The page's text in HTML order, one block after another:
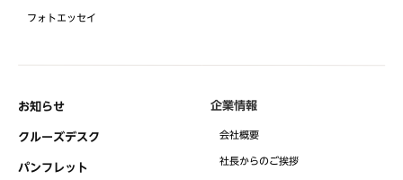
フォトエッセイ
お知らせ
クルーズデスク
パンフレット
企業情報
会社概要
社⻑からのご挨拶